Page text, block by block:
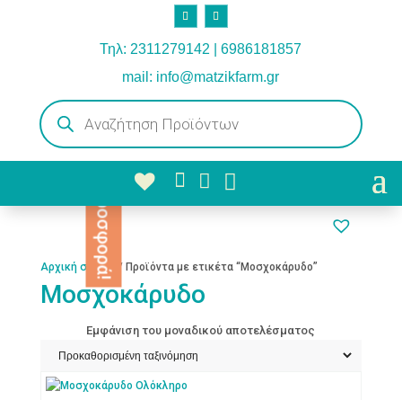
Τηλ: 2311279142 | 6986181857
mail: info@matzikfarm.gr
Products
search
  
Αρχική σελίδα / Προϊόντα με ετικέτα “Μοσχοκάρυδο”
Μοσχοκάρυδο
Εμφάνιση του μοναδικού αποτελέσματος
Προσφορά!